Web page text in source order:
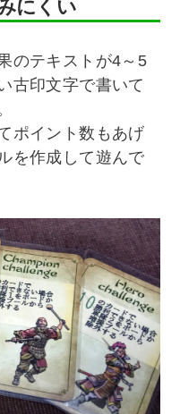
にくい
のテキストが4～5
古印文字で書いて
ポイント数もあげ
を作成して遊んで